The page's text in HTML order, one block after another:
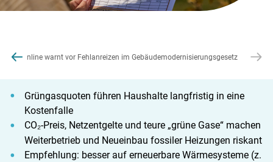
co2online warnt vor Fehlanreizen im Gebäudemodernisierungsgesetz
Grüngasquoten führen Haushalte langfristig in eine
Kostenfalle
CO₂-Preis, Netzentgelte und teure „grüne Gase“ machen
Weiterbetrieb und Neueinbau fossiler Heizungen riskant
Empfehlung: besser auf erneuerbare Wärmesysteme (z.